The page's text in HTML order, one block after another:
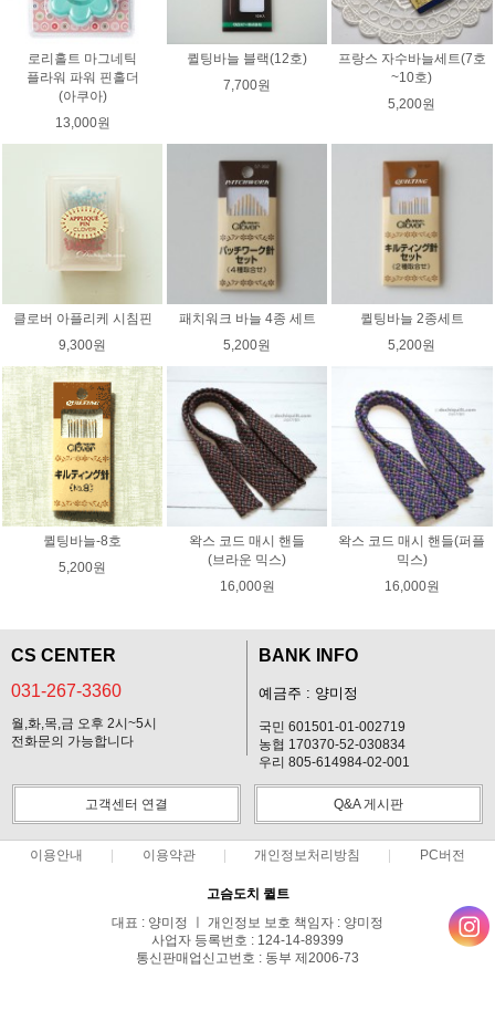
로리홀트 마그네틱
플라워 파워 핀홀더
(아쿠아)
13,000원
퀼팅바늘 블랙(12호)
7,700원
프랑스 자수바늘세트(7호
~10호)
5,200원
클로버 아플리케 시침핀
9,300원
패치워크 바늘 4종 세트
5,200원
퀼팅바늘 2종세트
5,200원
퀼팅바늘-8호
5,200원
왁스 코드 매시 핸들
(브라운 믹스)
16,000원
왁스 코드 매시 핸들(퍼플
믹스)
16,000원
CS CENTER
031-267-3360
월,화,목,금 오후 2시~5시
전화문의 가능합니다
BANK INFO
예금주 : 양미정
국민 601501-01-002719
농협 170370-52-030834
우리 805-614984-02-001
고객센터 연결 Q&A 게시판
이용안내 이용약관 개인정보처리방침 PC버전
고슴도치 퀼트
대표 : 양미정 ㅣ 개인정보 보호 책임자 : 양미정
사업자 등록번호 : 124-14-89399
통신판매업신고번호 : 동부 제2006-73